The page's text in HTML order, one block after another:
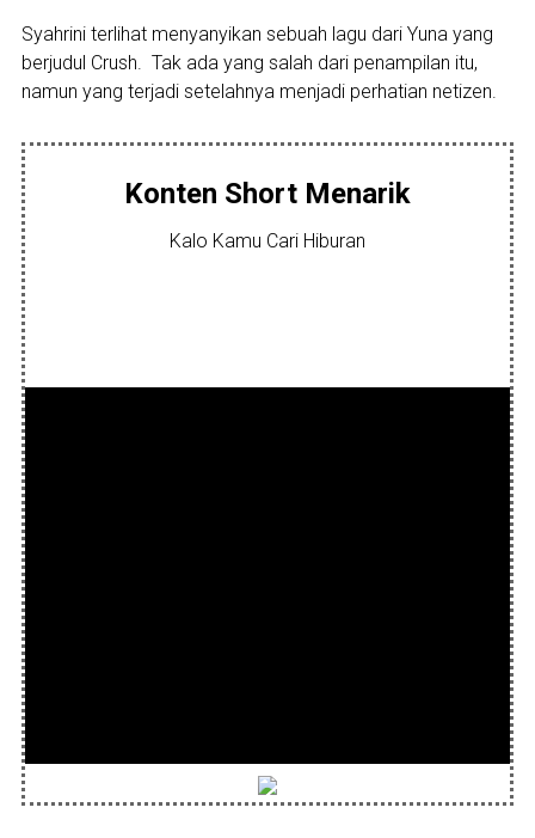
Syahrini terlihat menyanyikan sebuah lagu dari Yuna yang
berjudul Crush. Tak ada yang salah dari penampilan itu,
namun yang terjadi setelahnya menjadi perhatian netizen.
Konten Short Menarik
Kalo Kamu Cari Hiburan